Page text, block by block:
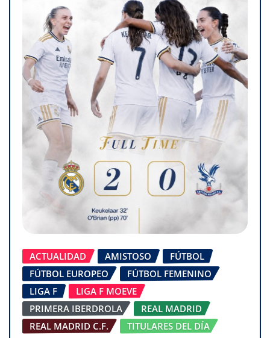
ACTUALIDAD AMISTOSO
FÚTBOL
FÚTBOL EUROPEO
FÚTBOL FEMENINO
LIGA F
LIGA F MOEVE
PRIMERA IBERDROLA
REAL MADRID
REAL MADRID C.F.
TITULARES DEL DÍA